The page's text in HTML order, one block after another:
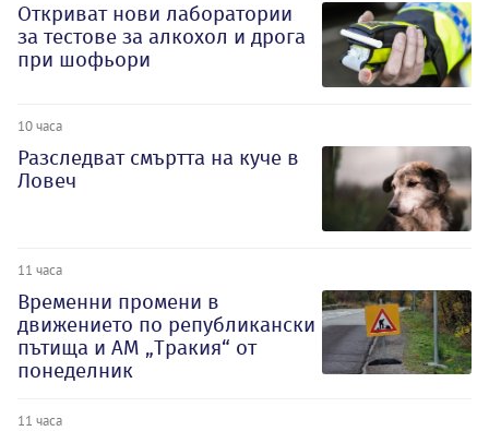
Откриват нови лаборатории
за тестове за алкохол и дрога
при шофьори
10 часа
Разследват смъртта на куче в
Ловеч
11 часа
Временни промени в
движението по републикански
пътища и АМ „Тракия“ от
понеделник
11 часа